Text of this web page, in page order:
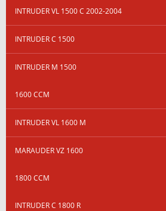
INTRUDER VL 1500 C 2002-2004
INTRUDER C 1500
INTRUDER M 1500
1600 CCM
INTRUDER VL 1600 M
MARAUDER VZ 1600
1800 CCM
INTRUDER C 1800 R